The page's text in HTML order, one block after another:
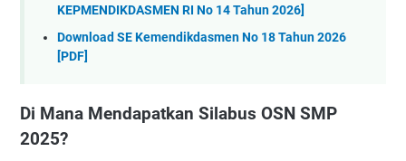
KEPMENDIKDASMEN RI No 14 Tahun 2026]
Download SE Kemendikdasmen No 18 Tahun 2026
[PDF]
Di Mana Mendapatkan Silabus OSN SMP
2025?